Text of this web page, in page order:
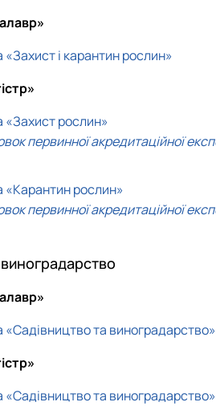
і карантин рослин»
«Захист рослин»
первинної акредитаційної
«Карантин рослин»
первинної акредитаційної
«Садівництво та виноградарство»
«Садівництво та виноградарство»